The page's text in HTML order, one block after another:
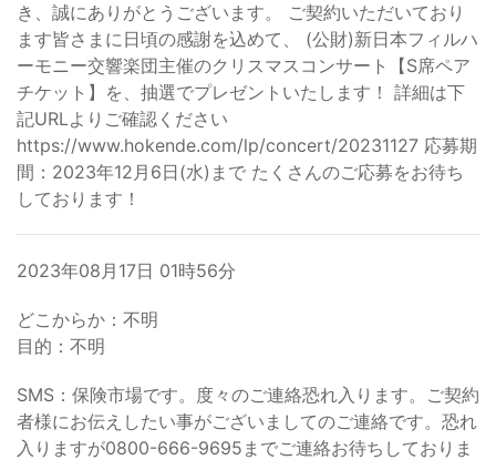
き、誠にありがとうございます。 ご契約いただいており
ます皆さまに日頃の感謝を込めて、 (公財)新日本フィルハ
ーモニー交響楽団主催のクリスマスコンサート【S席ペア
チケット】を、抽選でプレゼントいたします！ 詳細は下
記URLよりご確認ください
https://www.hokende.com/lp/concert/20231127 応募期
間：2023年12月6日(水)まで たくさんのご応募をお待ち
しております！
2023年08月17日 01時56分
どこからか：不明
目的：不明
SMS：保険市場です。度々のご連絡恐れ入ります。ご契約
者様にお伝えしたい事がございましてのご連絡です。恐れ
入りますが0800-666-9695までご連絡お待ちしておりま